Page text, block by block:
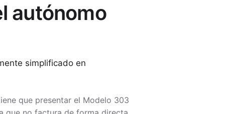
autónomo
simplificado en
que presentar el Modelo 303